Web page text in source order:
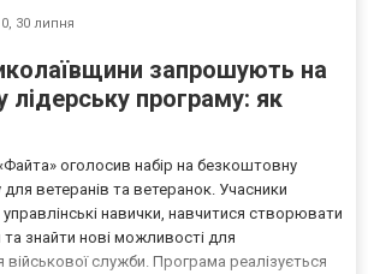
30 липня
запрошують на
програму: як
оголосив набір на безкоштовну
ветеранів та ветеранок. Учасники
навички, навчитися створювати
знайти нові можливості для
військової служби. Програма реалізується